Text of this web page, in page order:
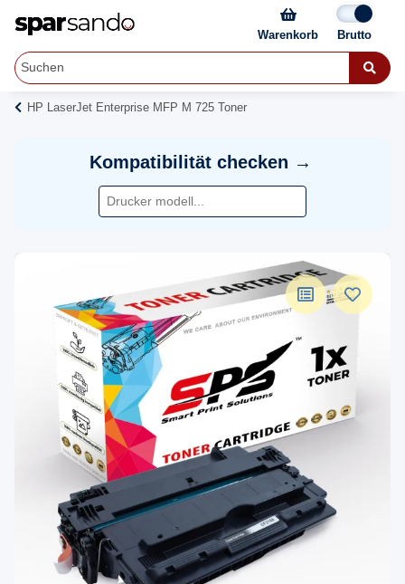
Warenkorb
HP LaserJet Enterprise MFP M 725 Toner
Kompatibilität checken →